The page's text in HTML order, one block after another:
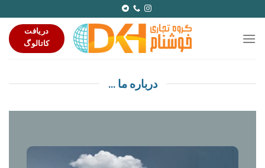
to
content
دریافت
کاتالوگ
درباره ما ...